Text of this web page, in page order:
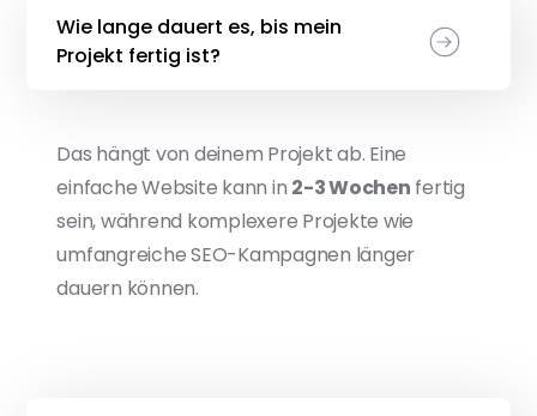
Wie lange dauert es, bis mein
Projekt fertig ist?
Das hängt von deinem Projekt ab. Eine
einfache Website kann in 2-3 Wochen fertig
sein, während komplexere Projekte wie
umfangreiche SEO-Kampagnen länger
dauern können.